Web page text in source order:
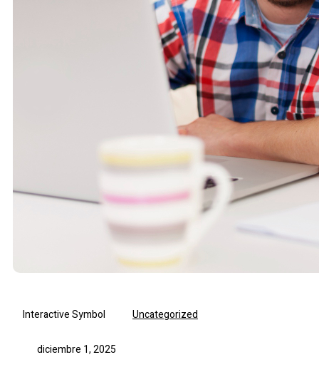
Interactive Symbol Uncategorized
diciembre 1, 2025